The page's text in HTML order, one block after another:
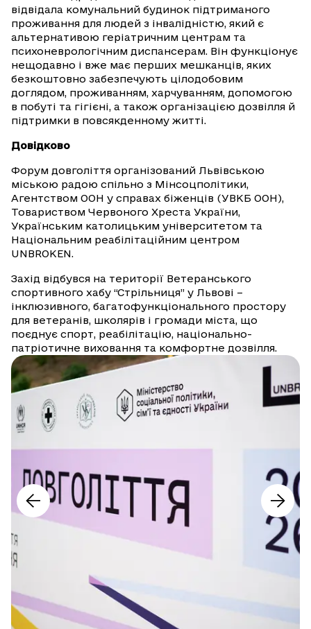
відвідала комунальний будинок підтриманого
проживання для людей з інвалідністю, який є
альтернативою геріатричним центрам та
психоневрологічним диспансерам. Він функціонує
нещодавно і вже має перших мешканців, яких
безкоштовно забезпечують цілодобовим
доглядом, проживанням, харчуванням, допомогою
в побуті та гігієні, а також організацією дозвілля й
підтримки в повсякденному житті.
Довідково
Форум довголіття організований Львівською
міською радою спільно з Мінсоцполітики,
Агентством ООН у справах біженців (УВКБ ООН),
Товариством Червоного Хреста України,
Українським католицьким університетом та
Національним реабілітаційним центром
UNBROKEN.
Захід відбувся на території Ветеранського
спортивного хабу “Стрільниця” у Львові –
інклюзивного, багатофункціонального простору
для ветеранів, школярів і громади міста, що
поєднує спорт, реабілітацію, національно-
патріотичне виховання та комфортне дозвілля.